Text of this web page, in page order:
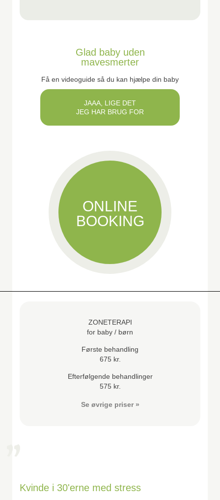
Glad baby uden
mavesmerter
Få en videoguide så du kan hjælpe din baby
JAAA, LIGE DET
JEG HAR BRUG FOR
ONLINE
BOOKING
ZONETERAPI
for baby / børn
Første behandling
675 kr.
Efterfølgende behandlinger
575 kr.
Se øvrige priser »
Kvinde i 30'erne med stress